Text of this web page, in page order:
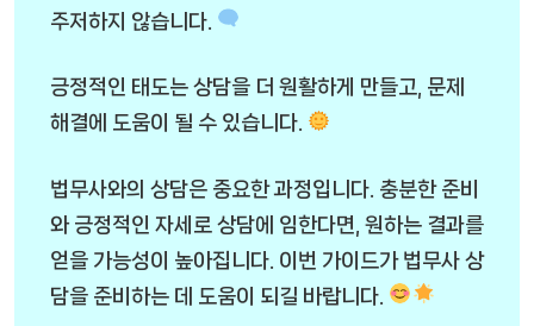
주저하지 않습니다.
긍정적인 태도는 상담을 더 원활하게 만들고, 문제
해결에 도움이 될 수 있습니다.
법무사와의 상담은 중요한 과정입니다. 충분한 준비
와 긍정적인 자세로 상담에 임한다면, 원하는 결과를
얻을 가능성이 높아집니다. 이번 가이드가 법무사 상
담을 준비하는 데 도움이 되길 바랍니다.